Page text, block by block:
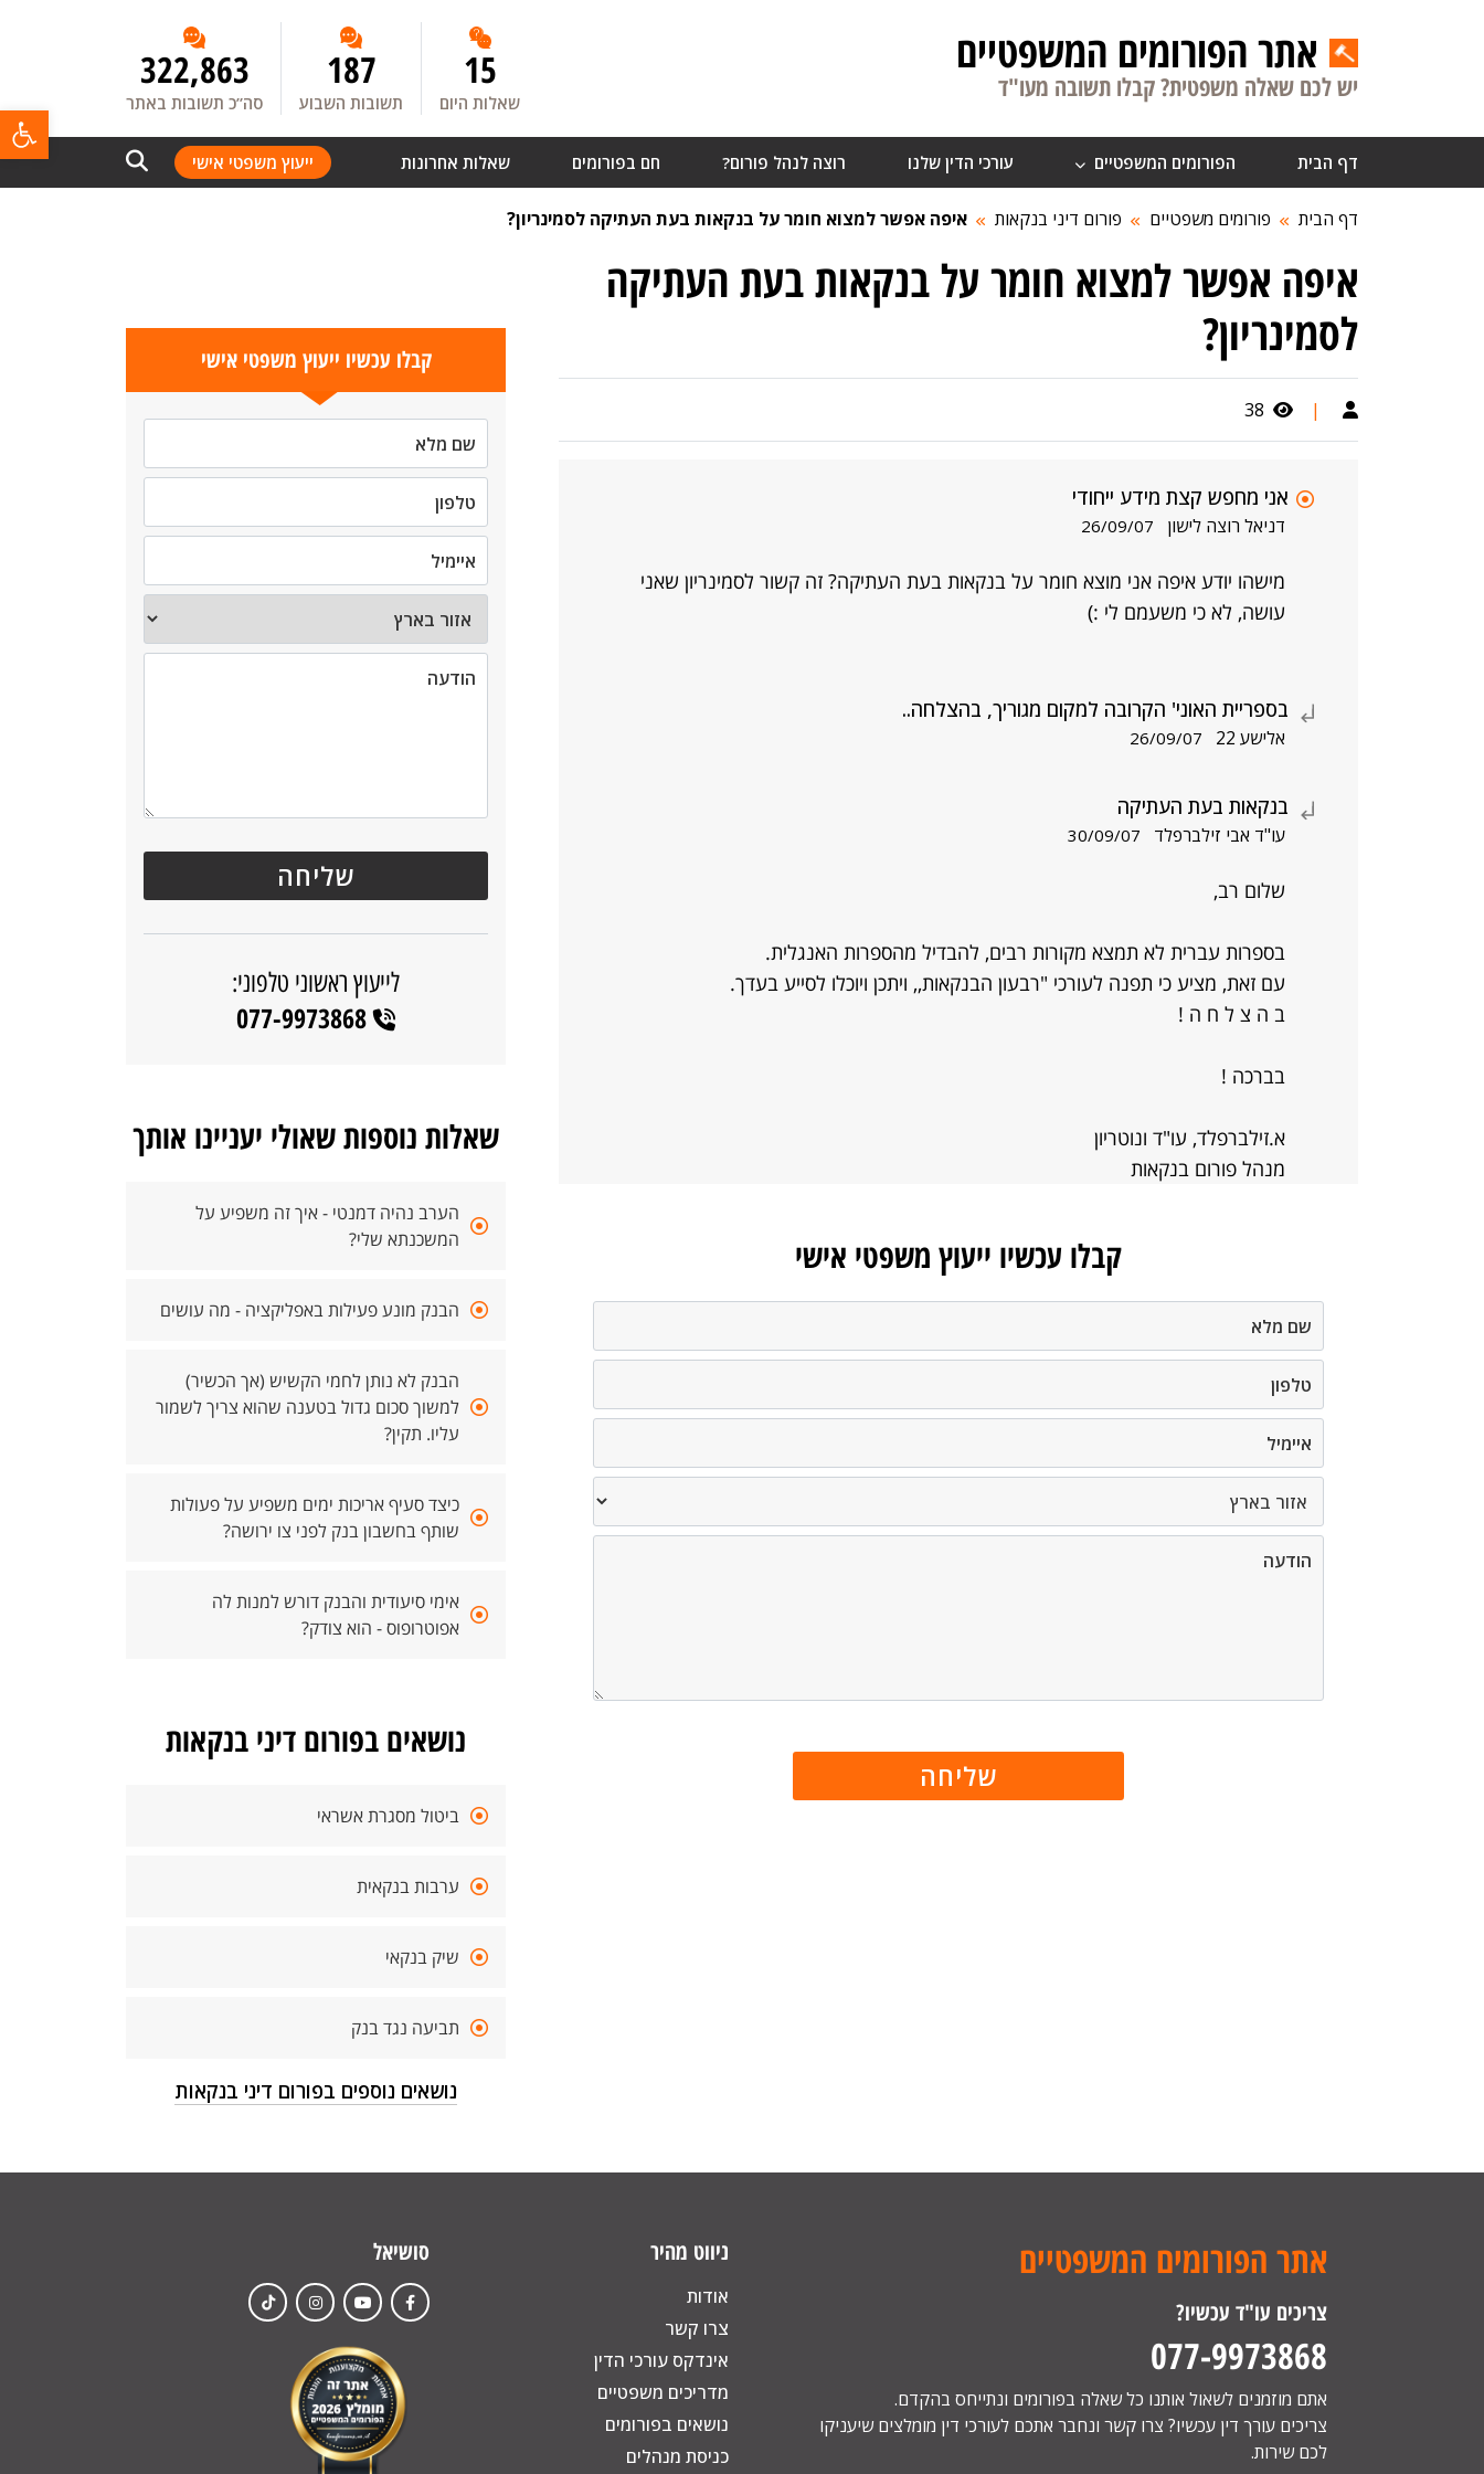
אתר הפורומים המשפטיים
יש לכם שאלה משפטית? קבלו תשובה מעו"ד 15
שאלות היום
187
תשובות השבוע
322,863
סה”כ תשובות באתר
דף הבית הפורומים המשפטיים עורכי הדין שלנו רוצה לנהל פורום? חם בפורומים שאלות אחרונות ייעוץ משפטי אישי
דף הבית פורומים משפטיים פורום דיני בנקאות איפה אפשר למצוא חומר על בנקאות בעת העתיקה לסמינריון?
איפה אפשר למצוא חומר על בנקאות בעת העתיקה
לסמינריון?
|
38
אני מחפש קצת מידע ייחודי
דניאל רוצה לישון 26/09/07
מישהו יודע איפה אני מוצא חומר על בנקאות בעת העתיקה? זה קשור לסמינריון שאני
עושה, לא כי משעמם לי :)
בספריית האוני' הקרובה למקום מגוריך, בהצלחה..
אלישע 22 26/09/07
בנקאות בעת העתיקה
עו"ד אבי זילברפלד 30/09/07
שלום רב,
בספרות עברית לא תמצא מקורות רבים, להבדיל מהספרות האנגלית.
עם זאת, מציע כי תפנה לעורכי "רבעון הבנקאות,, ויתכן ויוכלו לסייע בעדך.
ב ה צ ל ח ה !
בברכה !
א.זילברפלד, עו"ד ונוטריון
מנהל פורום בנקאות
קבלו עכשיו ייעוץ משפטי אישי
קבלו עכשיו ייעוץ משפטי אישי
לייעוץ ראשוני טלפוני:
077-9973868
שאלות נוספות שאולי יעניינו אותך
הערב נהיה דמנטי - איך זה משפיע על
המשכנתא שלי?
הבנק מונע פעילות באפליקציה - מה עושים
הבנק לא נותן לחמי הקשיש (אך הכשיר)
למשוך סכום גדול בטענה שהוא צריך לשמור
עליו. תקין?
כיצד סעיף אריכות ימים משפיע על פעולות
שותף בחשבון בנק לפני צו ירושה?
אימי סיעודית והבנק דורש למנות לה
אפוטרופוס - הוא צודק?
נושאים בפורום דיני בנקאות
ביטול מסגרת אשראי
ערבות בנקאית
שיק בנקאי
תביעה נגד בנק
נושאים נוספים בפורום דיני בנקאות
אתר הפורומים המשפטיים
צריכים עו"ד עכשיו?
077-9973868
אתם מוזמנים לשאול אותנו כל שאלה בפורומים ונתייחס בהקדם.
צריכים עורך דין עכשיו? צרו קשר ונחבר אתכם לעורכי דין מומלצים שיעניקו
לכם שירות.
ניווט מהיר
אודות
צרו קשר
אינדקס עורכי הדין
מדריכים משפטיים
נושאים בפורומים
כניסת מנהלים
סושיאל